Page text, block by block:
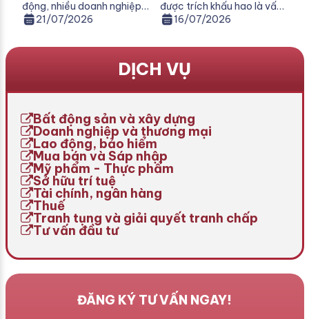
Nộp Thuế Môn Bài
động, nhiều doanh nghiệp
lựa chọn phương án tạm
trong những nỗi lo lớn nhất
của chủ doanh nghiệp là
nghĩa vụ tài chính, đặc biệt
[…]
21/07/2026
Khấu Hao Theo Quy
Định Mới
được trích khấu hao là vấn
đề được nhiều doanh
Việc trích khấu hao không
đúng quy định không chỉ
làm sai lệch chi phí sản
thể […]
16/07/2026
DỊCH VỤ
Bất động sản và xây dựng
Doanh nghiệp và thương mại
Lao động, bảo hiểm
Mua bán và Sáp nhập
Mỹ phẩm - Thực phẩm
Sở hữu trí tuệ
Tài chính, ngân hàng
Thuế
Tranh tụng và giải quyết tranh chấp
Tư vấn đầu tư
ĐĂNG KÝ TƯ VẤN NGAY!